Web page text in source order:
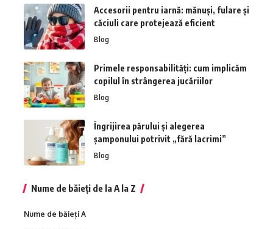
Accesorii pentru iarnă: mănuși, fulare și
căciuli care protejează eficient
Blog
Primele responsabilități: cum implicăm
copilul în strângerea jucăriilor
Blog
Îngrijirea părului și alegerea
șamponului potrivit „fără lacrimi”
Blog
Nume de băieți de la A la Z
Nume de băieți A